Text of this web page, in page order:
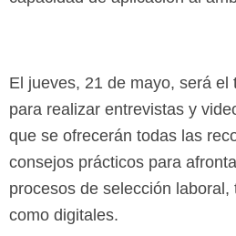
El jueves, 21 de mayo, será el
para realizar entrevistas y
que se ofrecerán todas las
consejos prácticos para
procesos de selección
como digitales.